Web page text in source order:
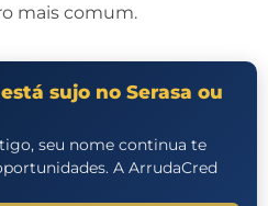
mais comum.
sujo no Serasa ou
seu nome continua te
A ArrudaCred